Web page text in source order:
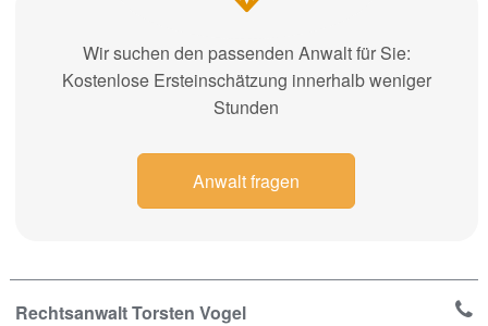
Wir suchen den passenden Anwalt für Sie:
Kostenlose Ersteinschätzung innerhalb weniger
Stunden
Anwalt fragen
Rechtsanwalt Torsten Vogel